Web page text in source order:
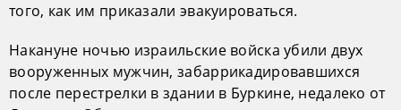
того, как им приказали эвакуироваться.
Накануне ночью израильские войска убили двух
вооруженных мужчин, забаррикадировавшихся
после перестрелки в здании в Буркине, недалеко от